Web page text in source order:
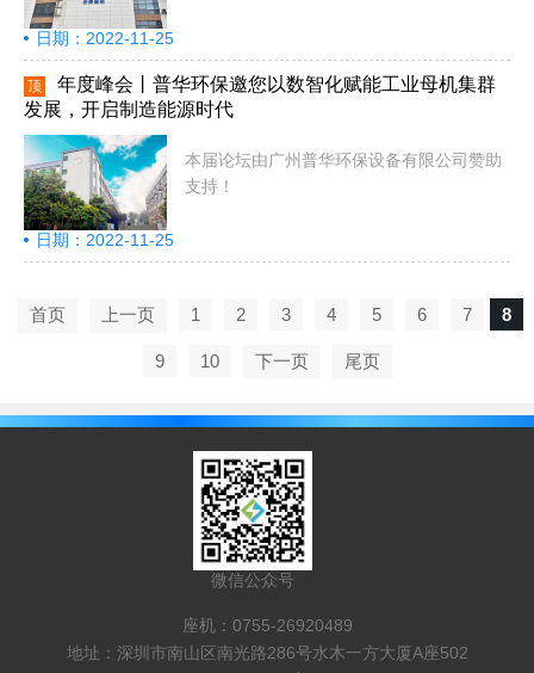
日期：2022-11-25
顶
年度峰会丨普华环保邀您以数智化赋能工业母机集群
发展，开启制造能源时代
本届论坛由广州普华环保设备有限公司赞助
支持！
日期：2022-11-25
首页 上一页 1 2 3 4 5 6 7 8
9 10 下一页 尾页
微信公众号
座机：0755-26920489
地址：深圳市南山区南光路286号水木一方大厦A座502